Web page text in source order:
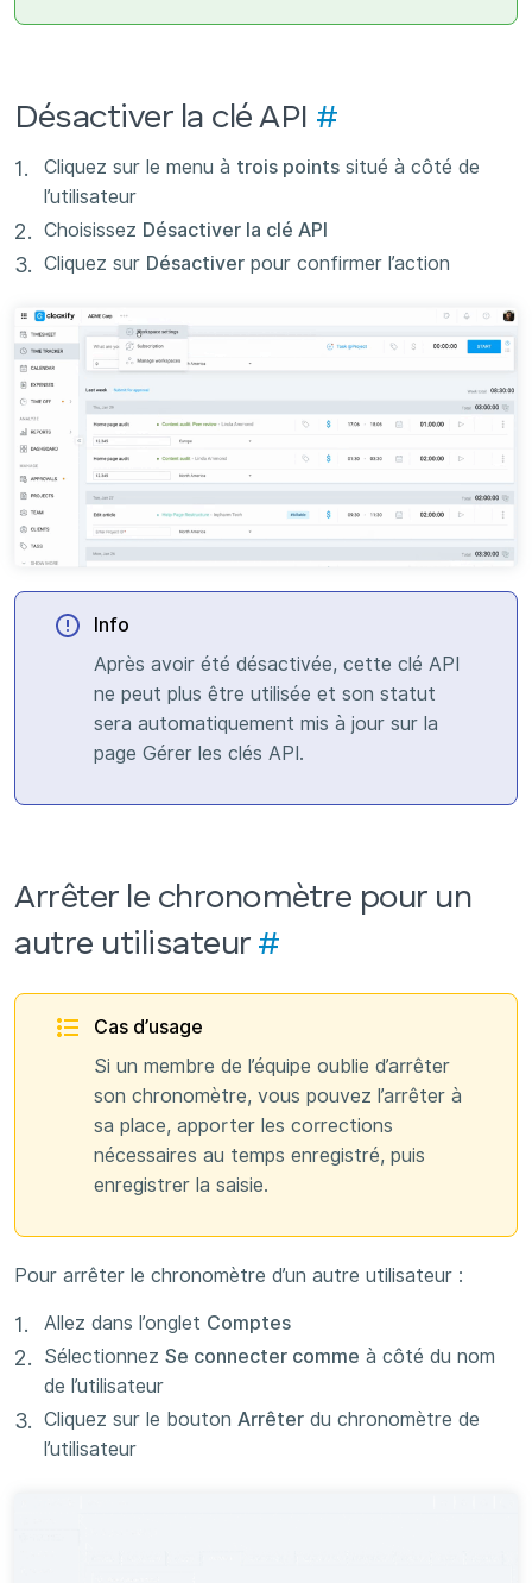
Désactiver la clé API #
Cliquez sur le menu à trois points situé à côté de
l’utilisateur
Choisissez Désactiver la clé API
Cliquez sur Désactiver pour confirmer l’action
Info
Après avoir été désactivée, cette clé API
ne peut plus être utilisée et son statut
sera automatiquement mis à jour sur la
page Gérer les clés API.
Arrêter le chronomètre pour un
autre utilisateur #
Cas d’usage
Si un membre de l’équipe oublie d’arrêter
son chronomètre, vous pouvez l’arrêter à
sa place, apporter les corrections
nécessaires au temps enregistré, puis
enregistrer la saisie.
Pour arrêter le chronomètre d’un autre utilisateur :
Allez dans l’onglet Comptes
Sélectionnez Se connecter comme à côté du nom
de l’utilisateur
Cliquez sur le bouton Arrêter du chronomètre de
l’utilisateur